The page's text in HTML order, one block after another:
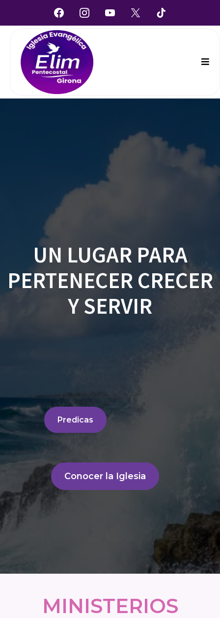
UN LUGAR PARA
PERTENECER CRECER
Y SERVIR
Predicas
Conocer la Iglesia
MINISTERIOS